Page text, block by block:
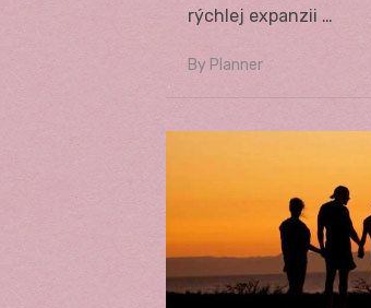
rýchlej expanzii …
By Planner